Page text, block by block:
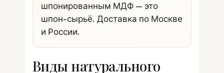
шпонированным МДФ — это
шпон-сырьё. Доставка по Москве
и России.
Виды натурального